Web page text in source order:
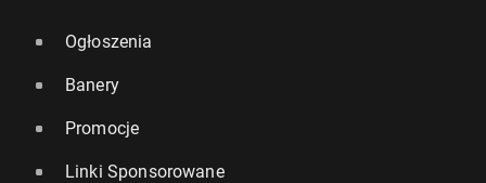
Ogłoszenia
Banery
Promocje
Linki Sponsorowane